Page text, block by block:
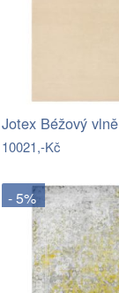
10021,-Kč
- 5%